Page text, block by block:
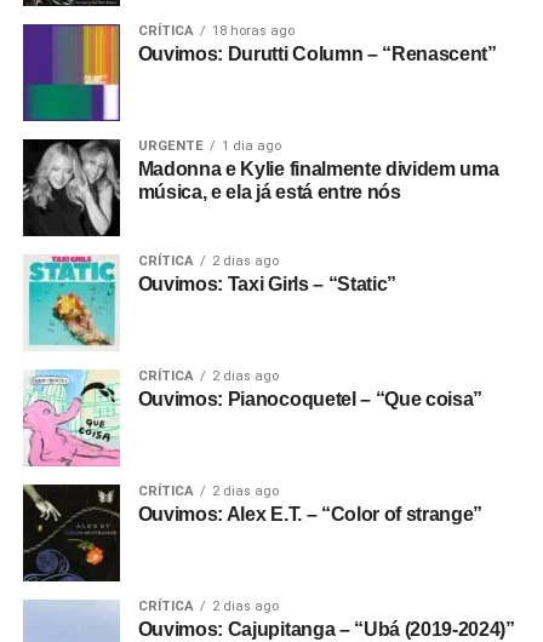
CRÍTICA 18 horas ago
Ouvimos: Durutti Column – “Renascent”
URGENTE 1 dia ago
Madonna e Kylie finalmente dividem uma
música, e ela já está entre nós
CRÍTICA 2 dias ago
Ouvimos: Taxi Girls – “Static”
CRÍTICA 2 dias ago
Ouvimos: Pianocoquetel – “Que coisa”
CRÍTICA 2 dias ago
Ouvimos: Alex E.T. – “Color of strange”
CRÍTICA 2 dias ago
Ouvimos: Cajupitanga – “Ubá (2019-2024)”